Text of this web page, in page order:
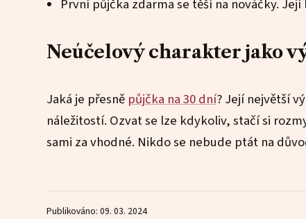
První půjčka zdarma se těší na nováčky.
Neúčelový charakter jako
Jaká je přesně půjčka na 30 dní? Její největší
náležitostí. Ozvat se lze kdykoliv, stačí si
sami za vhodné. Nikdo se nebude ptát na
Publikováno: 09. 03. 2024